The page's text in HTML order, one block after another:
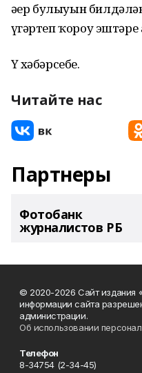
әҙер булыуын
үҙгәртеп ҡороу
Үҙ хәбәрсебеҙ.
Читайте нас
Партнеры
Фотобанк
журналистов РБ
© 2020-2026 Сайт издания
информации сайта
администрации.
Об использовании
Телефон
8-34754 (2-34-45)